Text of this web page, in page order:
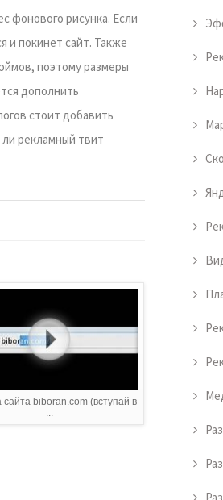
фонового рисунка. Если
и покинет сайт. Также
поэтому размеры
дополнить
стоит добавить
рекламный твит
сайта biboran.com (вступай в
...